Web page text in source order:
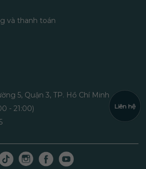
và thanh toán
5, Quận 3, TP. Hồ Chí Minh
- 21:00)
Liên hệ